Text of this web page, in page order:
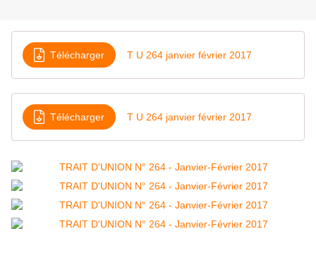
Télécharger T U 264 janvier février 2017
Télécharger T U 264 janvier février 2017